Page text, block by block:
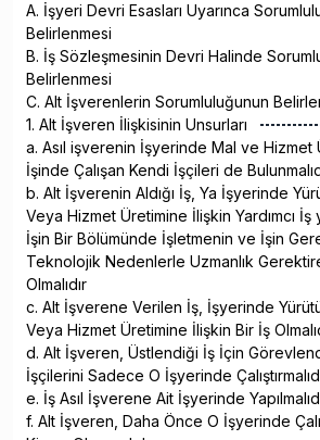
A. İşyeri Devri Esasları Uyarınca
Belirlenmesi
B. İş Sözleşmesinin Devri Halinde
Belirlenmesi
C. Alt İşverenlerin Sorumluluğunun
1. Alt İşveren İlişkisinin Unsurları
a. Asıl işverenin İşyerinde Mal ve Hizmet
İşinde Çalışan Kendi İşçileri de
b. Alt İşverenin Aldığı İş, Ya İşyerinde
Veya Hizmet Üretimine İlişkin Yardımcı İş
İşin Bir Bölümünde İşletmenin ve İşin
Teknolojik Nedenlerle Uzmanlık
Olmalıdır
c. Alt İşverene Verilen İş, İşyerinde
Veya Hizmet Üretimine İlişkin Bir İş
d. Alt İşveren, Üstlendiği İş İçin
İşçilerini Sadece O İşyerinde
e. İş Asıl İşverene Ait İşyerinde
f. Alt İşveren, Daha Önce O İşyerinde